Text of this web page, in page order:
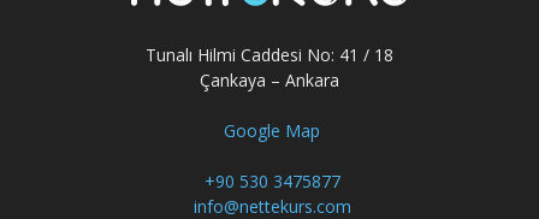
Tunalı Hilmi Caddesi No: 41 / 18
Çankaya – Ankara
Google Map
+90 530 3475877
info@nettekurs.com